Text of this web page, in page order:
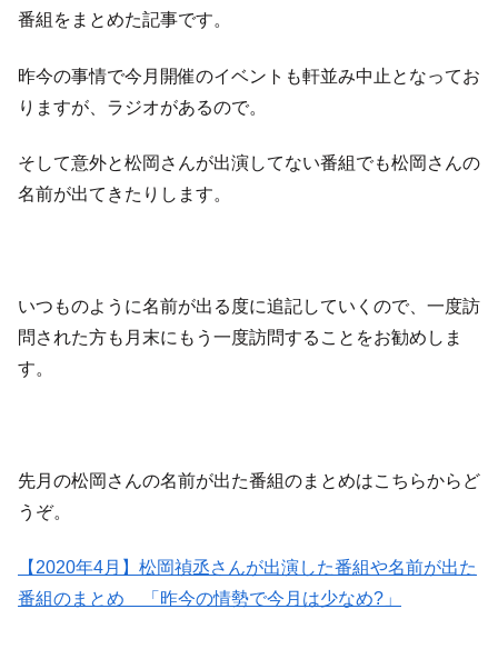
番組をまとめた記事です。
昨今の事情で今月開催のイベントも軒並み中止となってお
りますが、ラジオがあるので。
そして意外と松岡さんが出演してない番組でも松岡さんの
名前が出てきたりします。
いつものように名前が出る度に追記していくので、一度訪
問された方も月末にもう一度訪問することをお勧めしま
す。
先月の松岡さんの名前が出た番組のまとめはこちらからど
うぞ。
【2020年4月】松岡禎丞さんが出演した番組や名前が出た
番組のまとめ 「昨今の情勢で今月は少なめ?」